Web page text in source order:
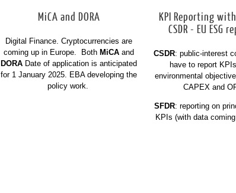
MiCA and DORA
Digital Finance. Cryptocurrencies are
coming up in Europe. Both MiCA and
DORA Date of application is anticipated
for 1 January 2025. EBA developing the
policy work.
KPI Reporting with
CSDR - EU ESG
CSDR: public-interest
have to report
environmental
CAPEX and
SFDR: reporting on
KPIs (with data